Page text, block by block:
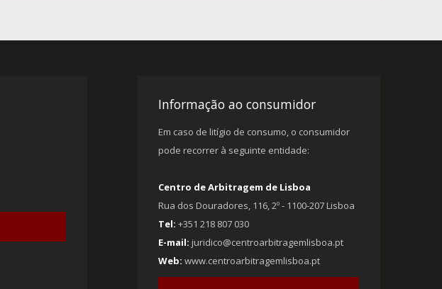
Informação ao consumidor
Em caso de litígio de consumo, o consumidor
pode recorrer à seguinte entidade:
Centro de Arbitragem de Lisboa
Rua dos Douradores, 116, 2º - 1100-207 Lisboa
Tel: +351 218 807 030
E-mail: juridico@centroarbitragemlisboa.pt
Web: www.centroarbitragemlisboa.pt